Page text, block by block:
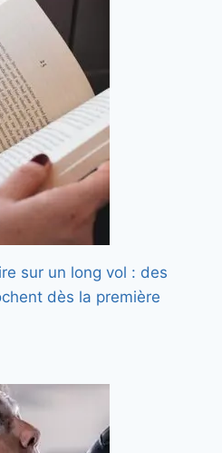
sur un long vol : des
dès la première